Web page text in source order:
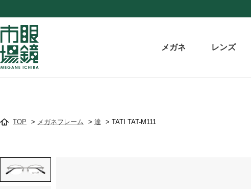
メガネ レンズ
TOP > メガネフレーム > 達 > TATI TAT-M111